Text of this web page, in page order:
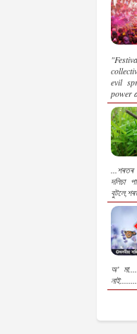
evil
power
...শৰতৰ
দলিচা
অ’